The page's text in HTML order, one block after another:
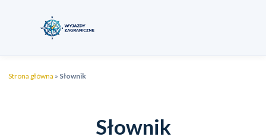
Strona główna » Słownik
Słownik